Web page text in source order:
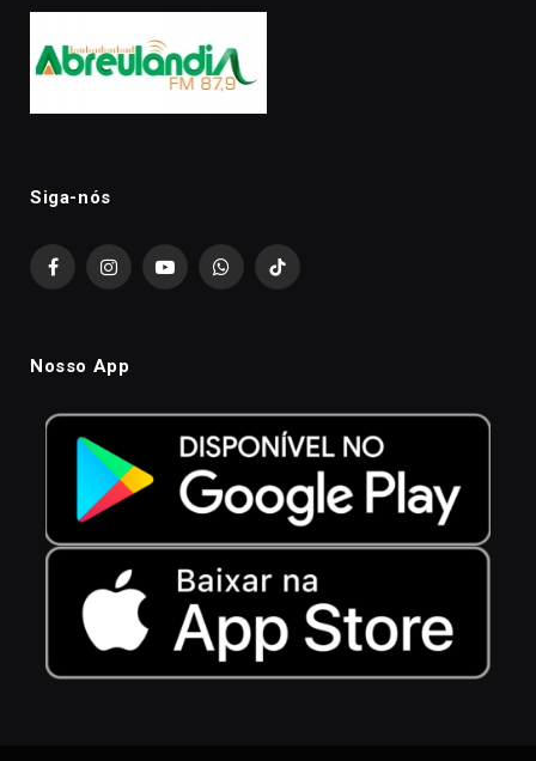
Siga-nós
FacebookInstagramYouTubeWhatsAppTikTok
Nosso App